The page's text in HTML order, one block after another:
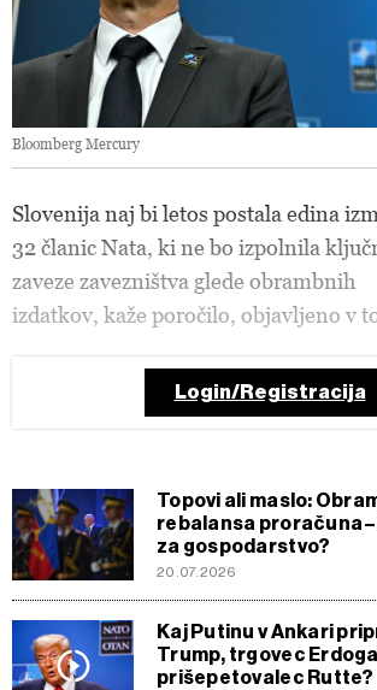
Bloomberg Mercury
Slovenija naj bi letos postala edina
32 članic Nata, ki ne bo izpolnila
zaveze zavezništva glede obrambnih
izdatkov, kaže poročilo, objavljeno v
Login/Registracija
Topovi ali maslo:
rebalansa proračuna
za gospodarstvo?
20.07.2026
Kaj Putinu v Ankari
Trump, trgovec
prišepetovalec Rutte?